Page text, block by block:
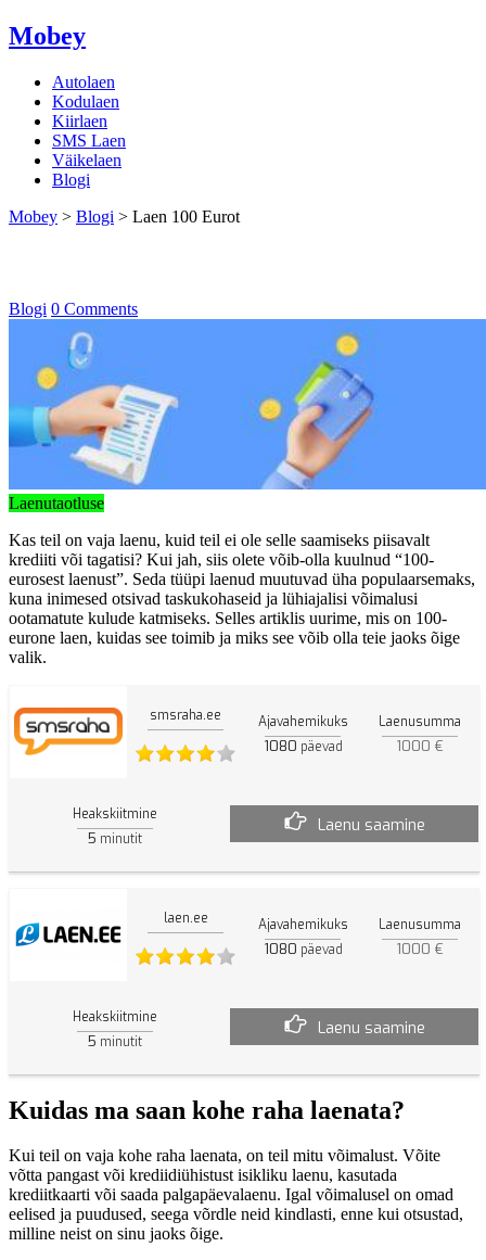
Mobey
Autolaen
Kodulaen
Kiirlaen
SMS Laen
Väikelaen
Blogi
Mobey > Blogi > Laen 100 Eurot
Blogi 0 Comments
Laenutaotluse
Kas teil on vaja laenu, kuid teil ei ole selle saamiseks piisavalt
krediiti või tagatisi? Kui jah, siis olete võib-olla kuulnud “100-
eurosest laenust”. Seda tüüpi laenud muutuvad üha populaarsemaks,
kuna inimesed otsivad taskukohaseid ja lühiajalisi võimalusi
ootamatute kulude katmiseks. Selles artiklis uurime, mis on 100-
eurone laen, kuidas see toimib ja miks see võib olla teie jaoks õige
valik.
smsraha.ee Ajavahemikuks
1080 päevad
Laenusumma
1000 €
Heakskiitmine
5 minutit
Laenu saamine
laen.ee Ajavahemikuks
1080 päevad
Laenusumma
1000 €
Heakskiitmine
5 minutit
Laenu saamine
Kuidas ma saan kohe raha laenata?
Kui teil on vaja kohe raha laenata, on teil mitu võimalust. Võite
võtta pangast või krediidiühistust isikliku laenu, kasutada
krediitkaarti või saada palgapäevalaenu. Igal võimalusel on omad
eelised ja puudused, seega võrdle neid kindlasti, enne kui otsustad,
milline neist on sinu jaoks õige.